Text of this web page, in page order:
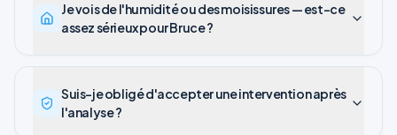
Je vois de l'humidité ou des moisissures — est-ce
assez sérieux pour Bruce ?
Suis-je obligé d'accepter une intervention après
l'analyse ?